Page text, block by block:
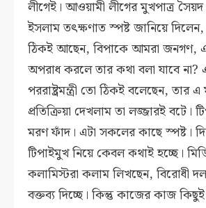
লীগেই। আওয়ামী লীগের মুখপাত্র
ইসলাম তৎক্ষণাত স্পষ্ট জানিয়ে দিলেন,
ঠিকই আছেন, বিপাকে আমরা জনগণ,
অপরাধ করলে তার কথা বলা যাবে না?
পররাষ্ট্রমন্ত্রী তো ঠিকই বলেছেন, তার এ
প্রতিক্রিয়া দেখলাম তা লজ্জারই বটে।
মরণ ফাঁদ। এটা সকলের কাছে স্পষ্ট।
টিপাইমুখ নিয়ে কেবল কথাই হচ্ছে।
কলামিস্টরা কলাম লিখছেন, বিরোধী দল
বক্তব্য দিচ্ছে। কিন্তু কাজের কাজ কিছুই